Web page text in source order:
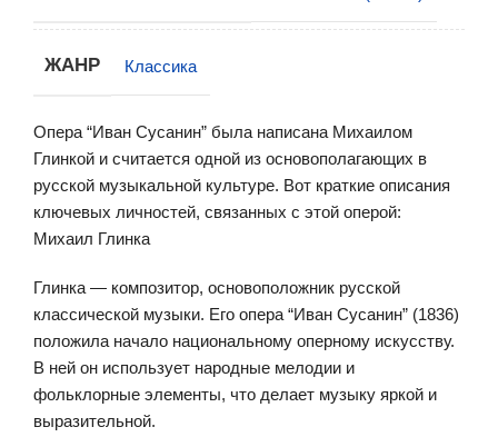
ЖАНР Классика
Опера “Иван Сусанин” была написана Михаилом
Глинкой и считается одной из основополагающих в
русской музыкальной культуре. Вот краткие описания
ключевых личностей, связанных с этой оперой:
Михаил Глинка
Глинка — композитор, основоположник русской
классической музыки. Его опера “Иван Сусанин” (1836)
положила начало национальному оперному искусству.
В ней он использует народные мелодии и
фольклорные элементы, что делает музыку яркой и
выразительной.